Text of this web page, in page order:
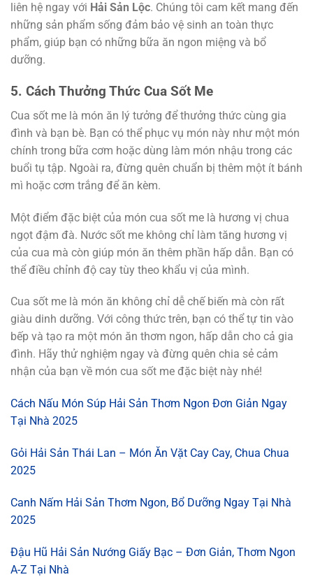
liên hệ ngay với Hải Sản Lộc. Chúng tôi cam kết mang đến
những sản phẩm sống đảm bảo vệ sinh an toàn thực
phẩm, giúp bạn có những bữa ăn ngon miệng và bổ
dưỡng.
5. Cách Thưởng Thức Cua Sốt Me
Cua sốt me là món ăn lý tưởng để thưởng thức cùng gia
đình và bạn bè. Bạn có thể phục vụ món này như một món
chính trong bữa cơm hoặc dùng làm món nhậu trong các
buổi tụ tập. Ngoài ra, đừng quên chuẩn bị thêm một ít bánh
mì hoặc cơm trắng để ăn kèm.
Một điểm đặc biệt của món cua sốt me là hương vị chua
ngọt đậm đà. Nước sốt me không chỉ làm tăng hương vị
của cua mà còn giúp món ăn thêm phần hấp dẫn. Bạn có
thể điều chỉnh độ cay tùy theo khẩu vị của mình.
Cua sốt me là món ăn không chỉ dễ chế biến mà còn rất
giàu dinh dưỡng. Với công thức trên, bạn có thể tự tin vào
bếp và tạo ra một món ăn thơm ngon, hấp dẫn cho cả gia
đình. Hãy thử nghiệm ngay và đừng quên chia sẻ cảm
nhận của bạn về món cua sốt me đặc biệt này nhé!
Cách Nấu Món Súp Hải Sản Thơm Ngon Đơn Giản Ngay
Tại Nhà 2025
Gỏi Hải Sản Thái Lan – Món Ăn Vặt Cay Cay, Chua Chua
2025
Canh Nấm Hải Sản Thơm Ngon, Bổ Dưỡng Ngay Tại Nhà
2025
Đậu Hũ Hải Sản Nướng Giấy Bạc – Đơn Giản, Thơm Ngon
A-Z Tại Nhà